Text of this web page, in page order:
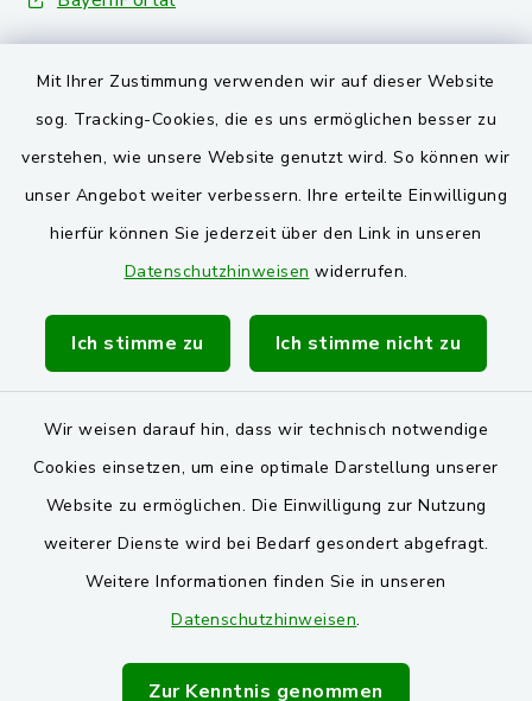
Mit Ihrer Zustimmung verwenden wir auf dieser Website
sog. Tracking-Cookies, die es uns ermöglichen besser zu
verstehen, wie unsere Website genutzt wird. So können wir
unser Angebot weiter verbessern. Ihre erteilte Einwilligung
hierfür können Sie jederzeit über den Link in unseren
Datenschutzhinweisen widerrufen.
Ich stimme zu Ich stimme nicht zu
Wir weisen darauf hin, dass wir technisch notwendige
Cookies einsetzen, um eine optimale Darstellung unserer
Website zu ermöglichen. Die Einwilligung zur Nutzung
weiterer Dienste wird bei Bedarf gesondert abgefragt.
Weitere Informationen finden Sie in unseren
Datenschutzhinweisen.
Zur Kenntnis genommen
Landkreis Schwandorf
VG und Gemeinden
Markt Schwarzenfeld
Gemeinde Stulln
Verwaltungsgemeinschaft Schwarzenfeld
Barrierefreiheit